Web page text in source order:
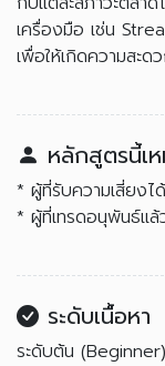
เครื่องมือ เช่น
เพื่อให้เกิดความสะด
หลักสูตรนี้เ
* ผู้ที่รับความเสี่ยงไ
* ผู้ที่เทรดอนุพันธ์แ
ระดับเนื้อหา
ระดับต้น (Beginner)